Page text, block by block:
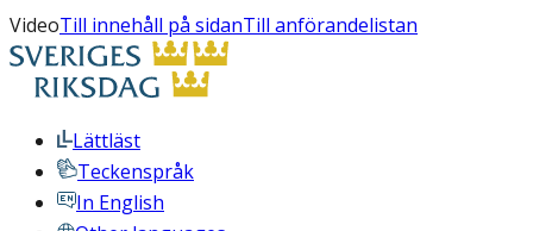
VideoTill innehåll på sidanTill anförandelistan
Lättläst
Teckenspråk
In English